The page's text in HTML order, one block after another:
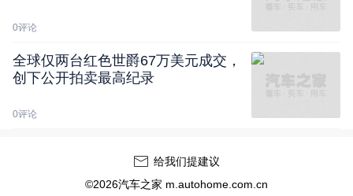
0评论
全球仅两台红色世爵67万美元成交，
创下公开拍卖最高纪录
0评论
给我们提建议
©2026汽车之家 m.autohome.com.cn